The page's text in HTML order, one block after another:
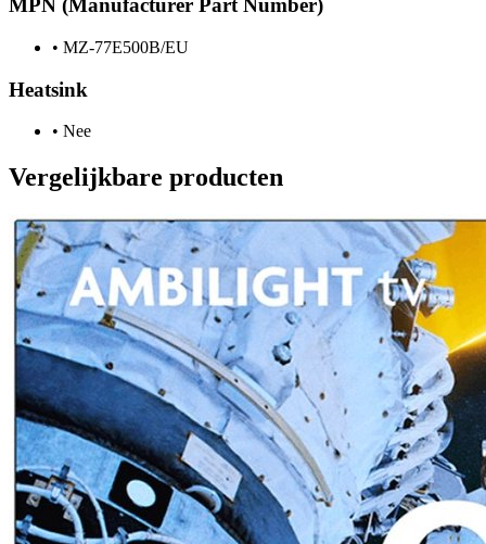
MPN (Manufacturer Part Number)
• MZ-77E500B/EU
Heatsink
• Nee
Vergelijkbare producten